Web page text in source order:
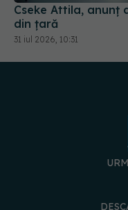
31 iul 2026, 10:31